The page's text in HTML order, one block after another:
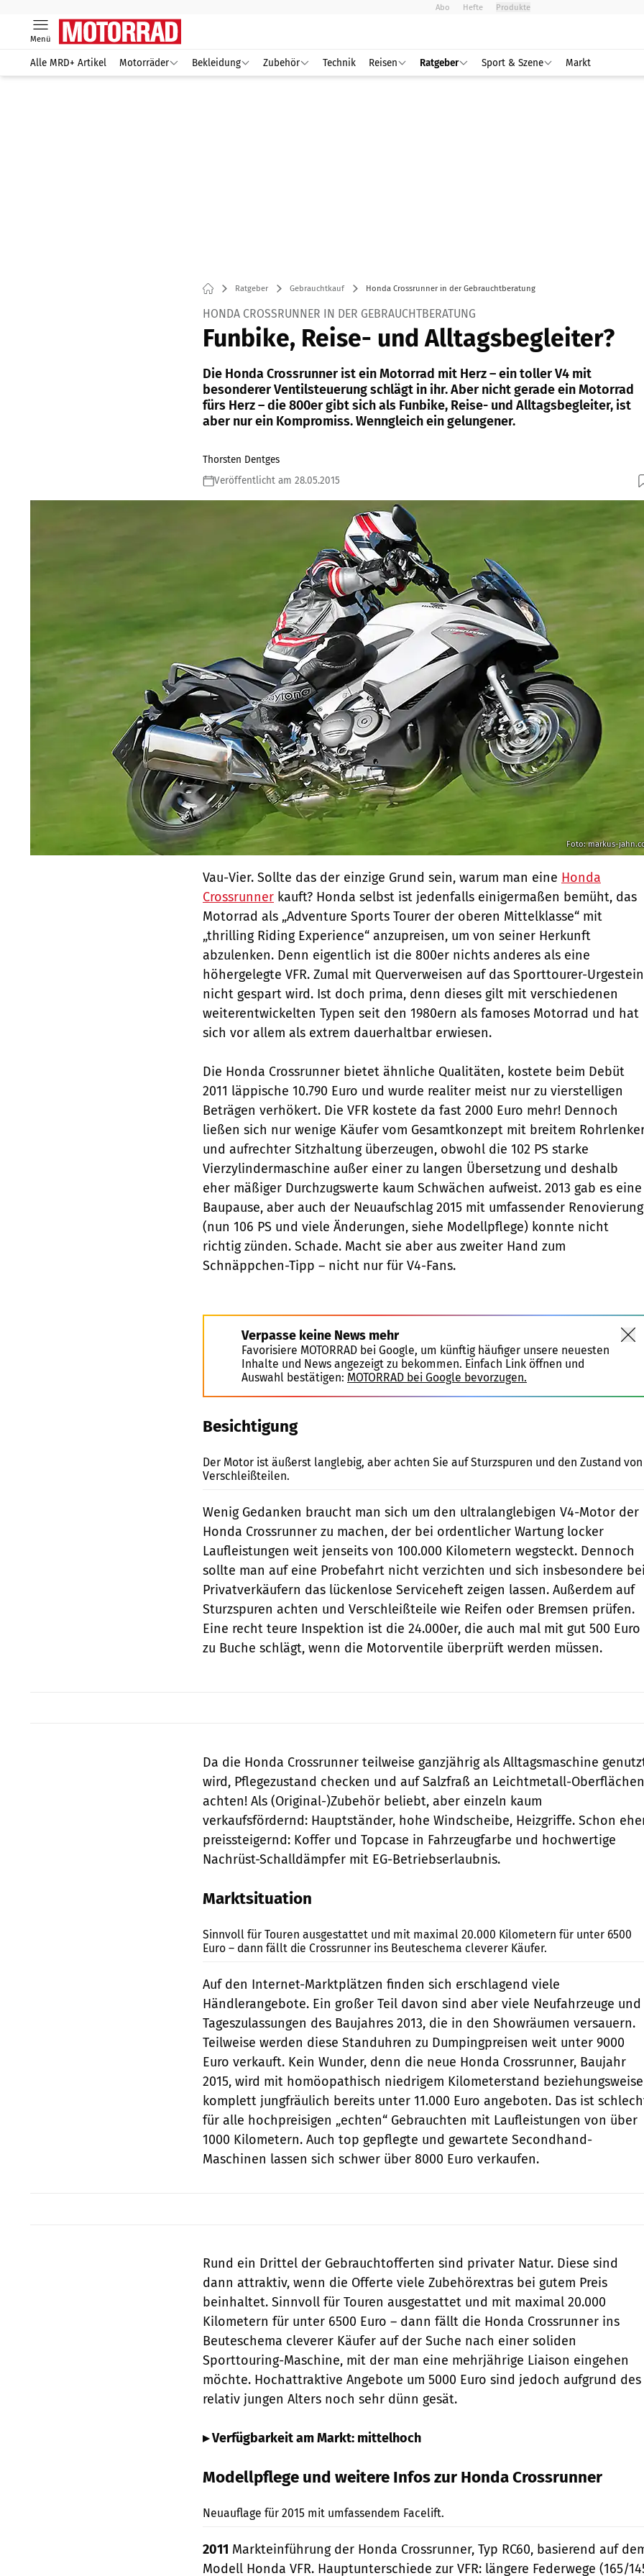
Abo Hefte Produkte
Menü
Alle MRD+ Artikel Motorräder Bekleidung Zubehör Technik Reisen Ratgeber Sport & Szene Markt
Ratgeber Gebrauchtkauf Honda Crossrunner in der Gebrauchtberatung
HONDA CROSSRUNNER IN DER GEBRAUCHTBERATUNG
Funbike, Reise- und Alltagsbegleiter?
Die Honda Crossrunner ist ein Motorrad mit Herz – ein toller V4 mit
besonderer Ventilsteuerung schlägt in ihr. Aber nicht gerade ein Motorrad
fürs Herz – die 800er gibt sich als Funbike, Reise- und Alltagsbegleiter, ist
aber nur ein Kompromiss. Wenngleich ein gelungener.
Thorsten Dentges
Veröffentlicht am 28.05.2015
Foto: markus-
Vau-Vier. Sollte das der einzige Grund sein, warum man eine Honda
Crossrunner kauft? Honda selbst ist jedenfalls einigermaßen bemüht, das
Motorrad als „Adventure Sports Tourer der oberen Mittelklasse“ mit
„thrilling Riding Experience“ anzupreisen, um von seiner Herkunft
abzulenken. Denn eigentlich ist die 800er nichts anderes als eine
höhergelegte VFR. Zumal mit Querverweisen auf das Sporttourer-Urgestein
nicht gespart wird. Ist doch prima, denn dieses gilt mit verschiedenen
weiterentwickelten Typen seit den 1980ern als famoses Motorrad und hat
sich vor allem als ex­trem dauerhaltbar erwiesen.
Die Honda Crossrunner bietet ähnliche Qualitäten, kostete beim Debüt
2011 läppische 10.790 Euro und wurde realiter meist nur zu vierstelligen
Beträgen verhökert. Die VFR kostete da fast 2000 Euro mehr! Dennoch
ließen sich nur wenige Käufer vom Gesamtkonzept mit breitem
und aufrechter Sitzhaltung überzeugen, obwohl die 102 PS starke
Vierzylindermaschine außer einer zu langen Übersetzung und deshalb
eher mäßiger Durchzugswerte kaum Schwächen aufweist. 2013 gab es eine
Baupause, aber auch der Neuaufschlag 2015 mit umfassender Renovierung
(nun 106 PS und viele Änderungen, siehe Modellpflege) konnte nicht
richtig zünden. Schade. Macht sie aber aus zweiter Hand zum
Schnäppchen-Tipp – nicht nur für V4-Fans.
Verpasse keine News mehr
Favorisiere MOTORRAD bei Google, um künftig häufiger unsere neuesten
Inhalte und News angezeigt zu bekommen. Einfach Link öffnen und
Auswahl bestätigen: MOTORRAD bei Google bevorzugen.
Besichtigung
Der Motor ist äußerst langlebig, aber achten Sie auf Sturzspuren und den Zustand von
Verschleißteilen.
Wenig Gedanken braucht man sich um den ­ultralanglebigen V4-Motor der
Honda Crossrunner zu machen, der bei ordentlicher Wartung locker
Laufleistungen weit jenseits von 100.000 Kilometern wegsteckt. Dennoch
sollte man auf eine Probefahrt nicht verzichten und sich insbesondere
Privatverkäufern das lückenlose Serviceheft zeigen lassen. Außerdem auf
Sturzspuren achten und Verschleißteile wie Reifen oder Bremsen prüfen.
Eine recht teure Inspektion ist die 24.000er, die auch mal mit gut 500 Euro
zu Buche schlägt, wenn die Motorventile überprüft werden müssen.
Da die Honda Crossrunner teilweise ganzjährig als Alltagsmaschine
wird, Pflegezustand checken und auf Salzfraß an Leichtmetall-Oberflächen
achten! Als (Original-)Zubehör beliebt, aber einzeln kaum
verkaufsfördernd: Hauptständer, hohe Windscheibe, Heizgriffe. Schon
preissteigernd: Koffer und Topcase in Fahrzeugfarbe und hochwertige
Nachrüst-Schalldämpfer mit EG-Betriebserlaubnis.
Marktsituation
Sinnvoll für Touren ausgestattet und mit maximal 20.000 Kilometern für unter 6500
Euro – dann fällt die Crossrunner ins Beuteschema cleverer Käufer.
Auf den Internet-Marktplätzen finden sich erschlagend viele
Händlerangebote. Ein großer Teil davon sind aber viele Neufahrzeuge und
Tageszulassungen des Baujahres 2013, die in den Showräumen versauern.
Teilweise werden diese Standuhren zu Dumpingpreisen weit unter 9000
Euro verkauft. Kein Wunder, denn die neue Honda Crossrunner, Baujahr
2015, wird mit ho­möopathisch niedrigem Kilometerstand beziehungsweise
komplett jungfräulich bereits unter 11.000 Euro angeboten. Das ist
für alle ­hochpreisigen „echten“ Gebrauchten mit Laufleistungen von über
1000 Ki­lometern. Auch top gepflegte und gewartete Secondhand-
Maschinen lassen sich schwer über 8000 Euro verkaufen.
Rund ein Drittel der Gebraucht­offerten sind privater Natur. Diese sind
dann attraktiv, wenn die Offerte viele Zubehörextras bei gutem Preis
beinhaltet. Sinnvoll für Touren ausgestattet und mit maximal 20.000
Kilometern für unter 6500 Euro – dann fällt die Honda Crossrunner ins
Beuteschema cleverer Käufer auf der Suche nach einer soliden
Sporttouring-Maschine, mit der man eine mehrjährige Liaison eingehen
möchte. Hochattraktive Angebote um 5000 Euro sind jedoch aufgrund des
relativ jungen Alters noch sehr dünn gesät.
▸ Verfügbarkeit am Markt: mittelhoch
Modellpflege und weitere Infos zur Honda Crossrunner
Neuauflage für 2015 mit umfassendem Facelift.
2011 Markteinführung der Honda Crossrunner, Typ RC60, basierend auf
Modell Honda VFR. Hauptunterschiede zur VFR: längere Federwege (165/